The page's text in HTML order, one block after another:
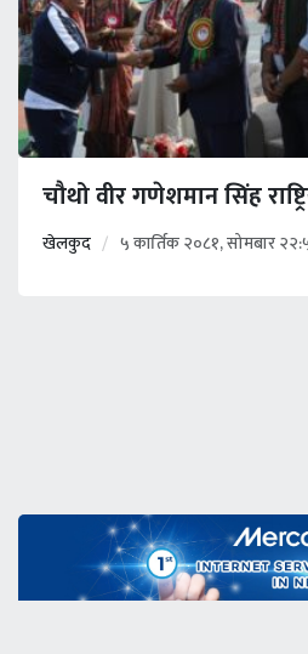
चौथो वीर गणेशमान सिंह
खेलकुद ५ कार्तिक २०८१, सोमबार